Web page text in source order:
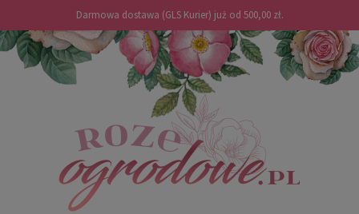
Darmowa dostawa (GLS Kurier) już od 500,00 zł.